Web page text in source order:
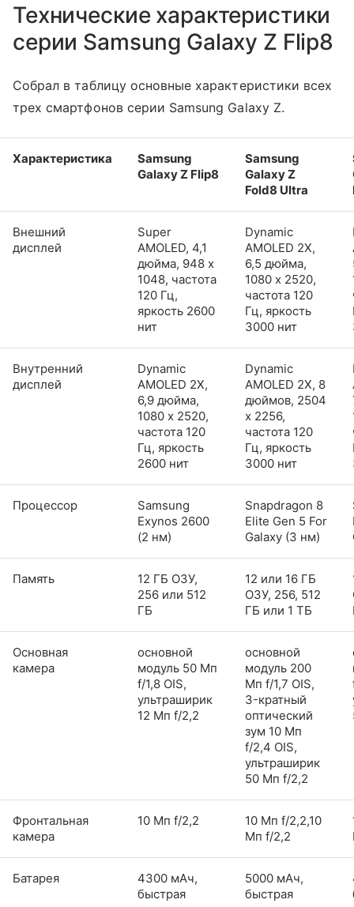
Технические характеристики
серии Samsung Galaxy Z Flip8
Собрал в таблицу основные характеристики всех
трех смартфонов серии Samsung Galaxy Z.
Характеристика
Samsung
Galaxy Z Flip8
Samsung
Galaxy Z
Fold8 Ultra
Внешний
дисплей
Super
AMOLED, 4,1
дюйма, 948 x
1048, частота
120 Гц,
яркость 2600
нит
Dynamic
AMOLED 2X,
6,5 дюйма,
1080 x 2520,
частота 120
Гц, яркость
3000 нит
Внутренний
дисплей
Dynamic
AMOLED 2X,
6,9 дюйма,
1080 x 2520,
частота 120
Гц, яркость
2600 нит
Dynamic
AMOLED 2X, 8
дюймов, 2504
x 2256,
частота 120
Гц, яркость
3000 нит
Процессор
Samsung
Exynos 2600
(2 нм)
Snapdragon 8
Elite Gen 5 For
Galaxy (3 нм)
Память
12 ГБ ОЗУ,
256 или 512
ГБ
12 или 16 ГБ
ОЗУ, 256, 512
ГБ или 1 ТБ
Основная
камера
основной
модуль 50 Мп
f/1,8 OIS,
ультраширик
12 Мп f/2,2
основной
модуль 200
Мп f/1,7 OIS,
3-кратный
оптический
зум 10 Мп
f/2,4 OIS,
ультраширик
50 Мп f/2,2
Фронтальная
камера
10 Мп f/2,2
10 Мп f/2,2,10
Мп f/2,2
Батарея
4300 мАч,
быстрая
5000 мАч,
быстрая